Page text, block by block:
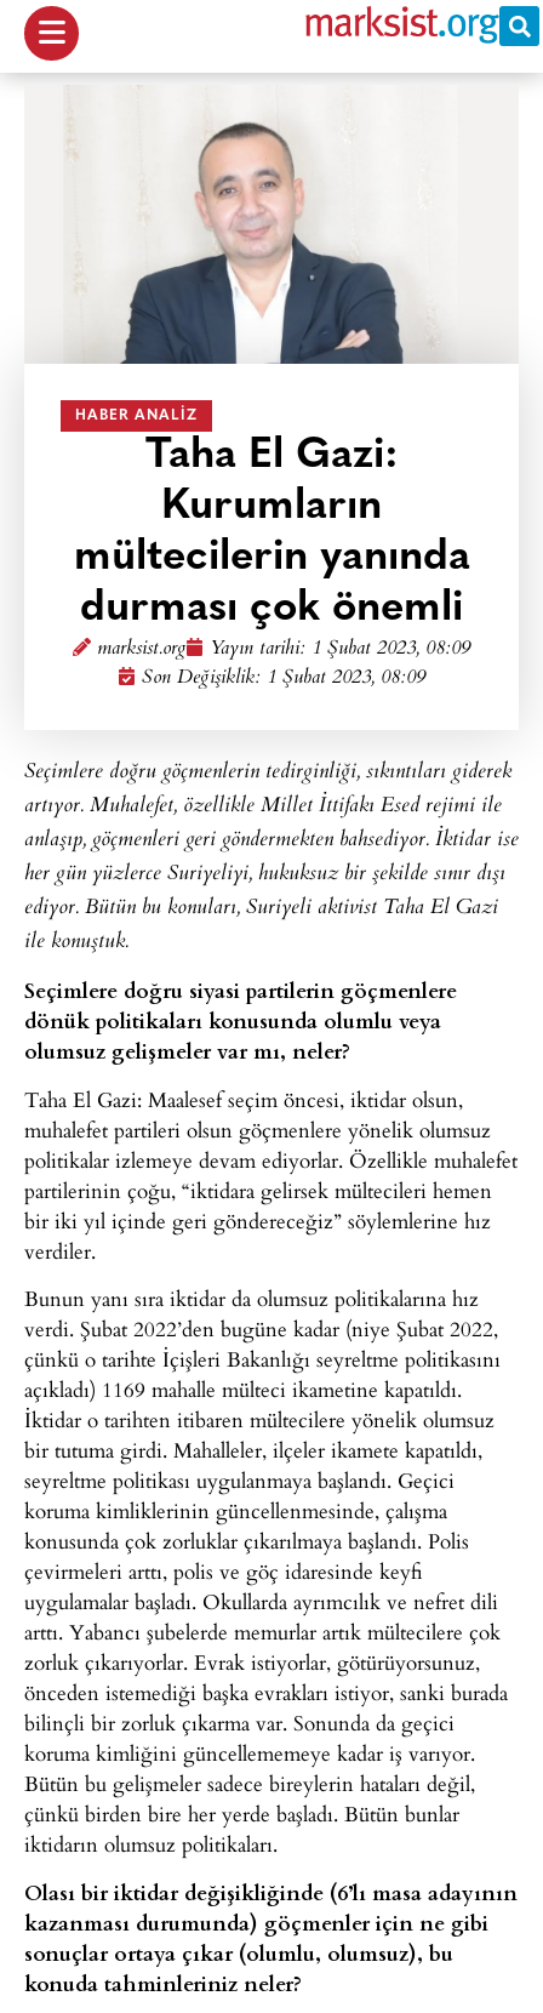
HABER ANALIZ
Taha El Gazi:
Kurumların
mültecilerin yanında
durması çok önemli
marksist.org Yayın tarihi: 1 Şubat 2023, 08:09
Son Değişiklik: 1 Şubat 2023, 08:09
Seçimlere doğru göçmenlerin tedirginliği, sıkıntıları giderek
artıyor. Muhalefet, özellikle Millet İttifakı Esed rejimi ile
anlaşıp, göçmenleri geri göndermekten bahsediyor. İktidar ise
her gün yüzlerce Suriyeliyi, hukuksuz bir şekilde sınır dışı
ediyor. Bütün bu konuları, Suriyeli aktivist Taha El Gazi
ile konuştuk.
Seçimlere doğru siyasi partilerin göçmenlere
dönük politikaları konusunda olumlu veya
olumsuz gelişmeler var mı, neler?
Taha El Gazi: Maalesef seçim öncesi, iktidar olsun,
muhalefet partileri olsun göçmenlere yönelik olumsuz
politikalar izlemeye devam ediyorlar. Özellikle muhalefet
partilerinin çoğu, “iktidara gelirsek mültecileri hemen
bir iki yıl içinde geri göndereceğiz” söylemlerine hız
verdiler.
Bunun yanı sıra iktidar da olumsuz politikalarına hız
verdi. Şubat 2022’den bugüne kadar (niye Şubat 2022,
çünkü o tarihte İçişleri Bakanlığı seyreltme politikasını
açıkladı) 1169 mahalle mülteci ikametine kapatıldı.
İktidar o tarihten itibaren mültecilere yönelik olumsuz
bir tutuma girdi. Mahalleler, ilçeler ikamete kapatıldı,
seyreltme politikası uygulanmaya başlandı. Geçici
koruma kimliklerinin güncellenmesinde, çalışma
konusunda çok zorluklar çıkarılmaya başlandı. Polis
çevirmeleri arttı, polis ve göç idaresinde keyfi
uygulamalar başladı. Okullarda ayrımcılık ve nefret dili
arttı. Yabancı şubelerde memurlar artık mültecilere çok
zorluk çıkarıyorlar. Evrak istiyorlar, götürüyorsunuz,
önceden istemediği başka evrakları istiyor, sanki burada
bilinçli bir zorluk çıkarma var. Sonunda da geçici
koruma kimliğini güncellememeye kadar iş varıyor.
Bütün bu gelişmeler sadece bireylerin hataları değil,
çünkü birden bire her yerde başladı. Bütün bunlar
iktidarın olumsuz politikaları.
Olası bir iktidar değişikliğinde (6’lı masa adayının
kazanması durumunda) göçmenler için ne gibi
sonuçlar ortaya çıkar (olumlu, olumsuz), bu
konuda tahminleriniz neler?